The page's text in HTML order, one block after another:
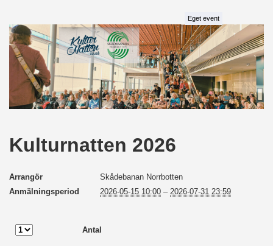
Eget event
Kulturnatten 2026
Arrangör
Skådebanan Norrbotten
Anmälningsperiod
2026-05-15 10:00 – 2026-07-31 23:59
Antal